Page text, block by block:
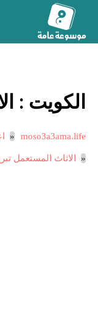
الكويت :
moso3a3ama.life
الاثاث المستعمل